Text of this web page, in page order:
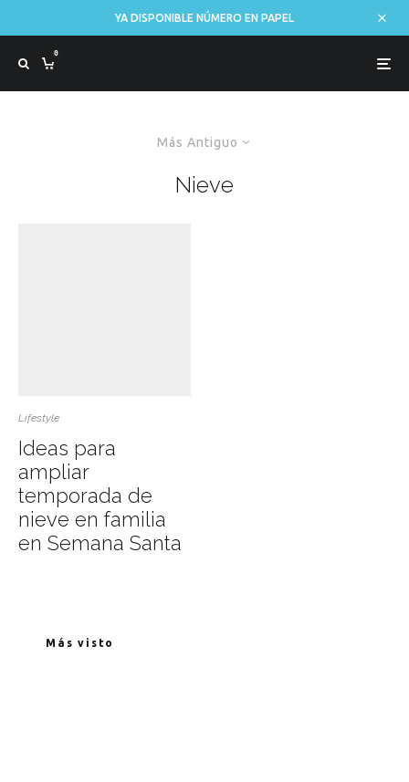
YA DISPONIBLE NÚMERO EN PAPEL
0
Más Antiguo
Nieve
Lifestyle
Ideas para
ampliar
temporada de
nieve en familia
en Semana Santa
Más visto